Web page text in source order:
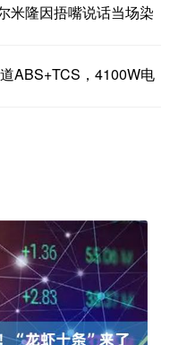
米隆因捂嘴说话当场染
ABS+TCS，4100W电